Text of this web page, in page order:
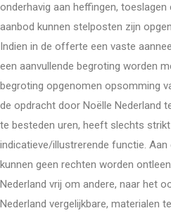
onderhavig aan heffingen,
aanbod kunnen stelposten zijn
Indien in de offerte een vaste
een aanvullende begroting worden
begroting opgenomen opsomming
de opdracht door Noëlle Nederland
te besteden uren, heeft slechts
indicatieve/illustrerende functie. Aan
kunnen geen rechten worden
Nederland vrij om andere, naar het
Nederland vergelijkbare, materialen